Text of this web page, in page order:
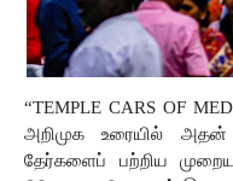
“TEMPLE CARS OF
அறிமுக
உரையில் அதன்
தேர்களைப்
பற்றிய